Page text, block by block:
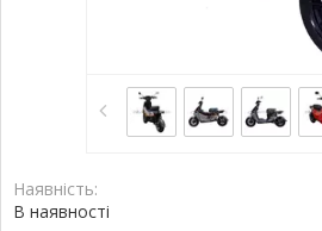
Наявність:
В наявності